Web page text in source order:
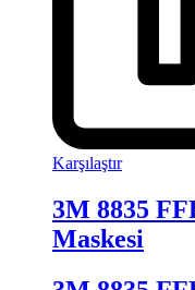
Karşılaştır
3M 8835
Maskesi